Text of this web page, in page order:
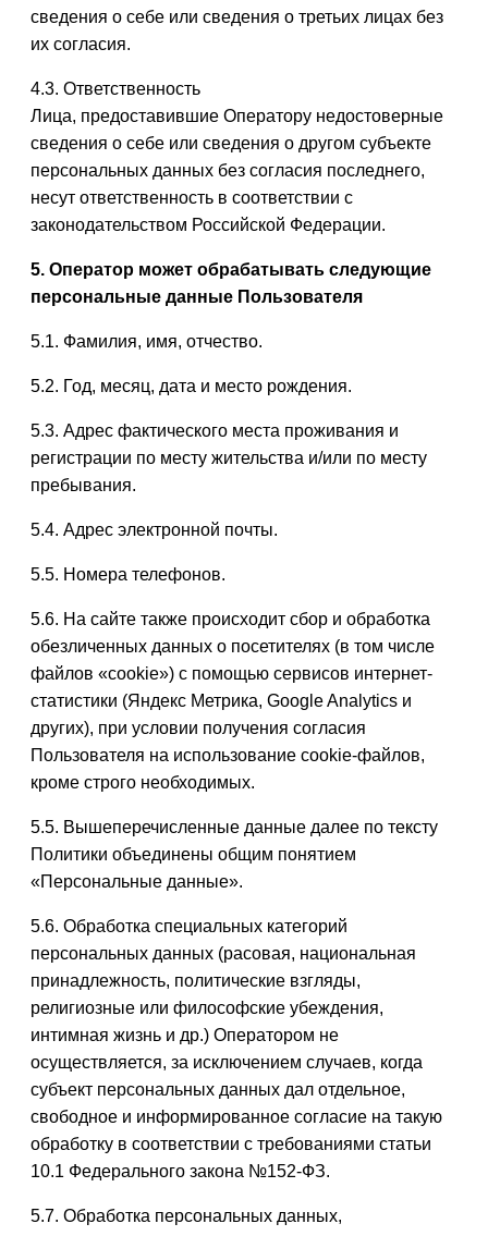
сведения о себе или сведения о третьих лицах без
их согласия.
4.3. Ответственность
Лица, предоставившие Оператору недостоверные
сведения о себе или сведения о другом субъекте
персональных данных без согласия последнего,
несут ответственность в соответствии с
законодательством Российской Федерации.
5. Оператор может обрабатывать следующие
персональные данные Пользователя
5.1. Фамилия, имя, отчество.
5.2. Год, месяц, дата и место рождения.
5.3. Адрес фактического места проживания и
регистрации по месту жительства и/или по месту
пребывания.
5.4. Адрес электронной почты.
5.5. Номера телефонов.
5.6. На сайте также происходит сбор и обработка
обезличенных данных о посетителях (в том числе
файлов «cookie») с помощью сервисов интернет-
статистики (Яндекс Метрика, Google Analytics и
других), при условии получения согласия
Пользователя на использование cookie-файлов,
кроме строго необходимых.
5.5. Вышеперечисленные данные далее по тексту
Политики объединены общим понятием
«Персональные данные».
5.6. Обработка специальных категорий
персональных данных (расовая, национальная
принадлежность, политические взгляды,
религиозные или философские убеждения,
интимная жизнь и др.) Оператором не
осуществляется, за исключением случаев, когда
субъект персональных данных дал отдельное,
свободное и информированное согласие на такую
обработку в соответствии с требованиями статьи
10.1 Федерального закона №152-ФЗ.
5.7. Обработка персональных данных,